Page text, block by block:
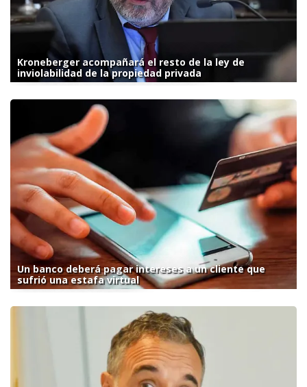
Kroneberger acompañará el resto de la ley de
inviolabilidad de la propiedad privada
Un banco deberá pagar intereses a un cliente que
sufrió una estafa virtual